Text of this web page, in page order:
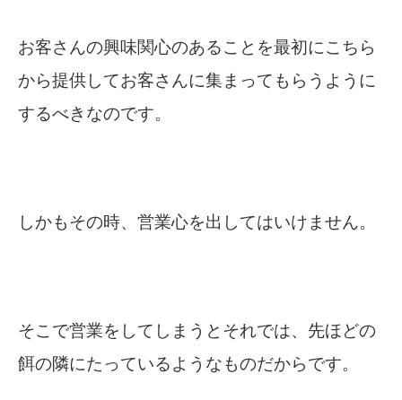
お客さんの興味関心のあることを最初にこちら
から提供してお客さんに集まってもらうように
するべきなのです。
しかもその時、営業心を出してはいけません。
そこで営業をしてしまうとそれでは、先ほどの
餌の隣にたっているようなものだからです。